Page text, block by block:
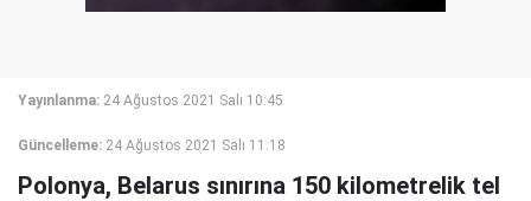
Yayınlanma: 24 Ağustos 2021 Salı 10:45
Güncelleme: 24 Ağustos 2021 Salı 11:18
Polonya, Belarus sınırına 150 kilometrelik tel